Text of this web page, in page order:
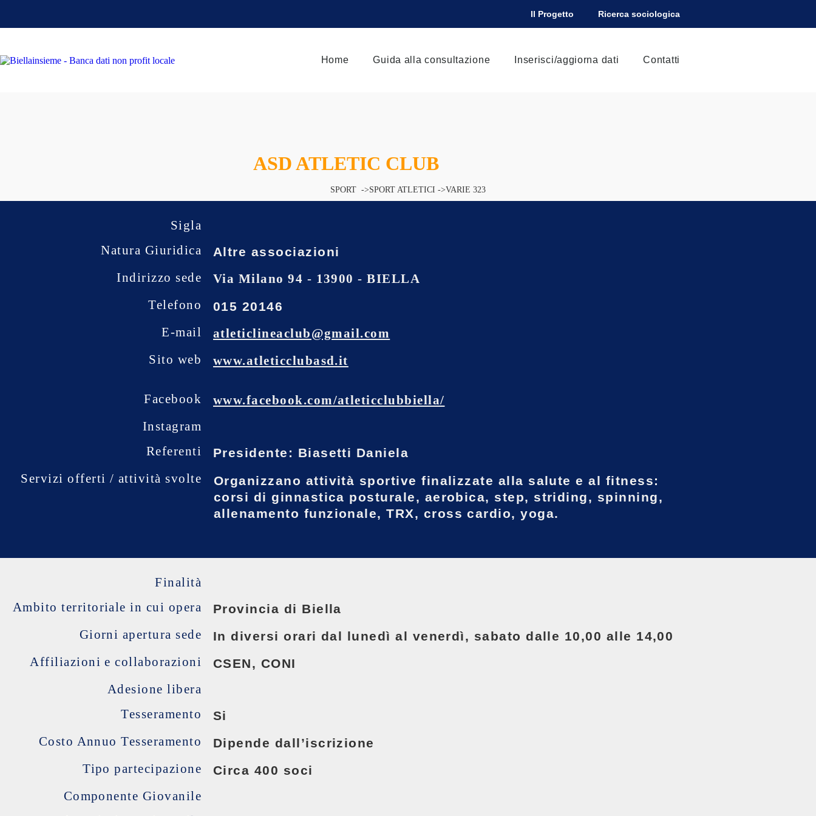
Il Progetto Ricerca sociologica
Home Guida alla consultazione Inserisci/aggiorna dati Contatti
ASD ATLETIC CLUB
SPORT ->SPORT ATLETICI ->VARIE 323
Sigla
Natura Giuridica
Altre associazioni
Indirizzo sede
Via Milano 94 - 13900 - BIELLA
Telefono
015 20146
E-mail
atleticlineaclub@gmail.com
Sito web
www.atleticclubasd.it
Facebook
www.facebook.com/atleticclubbiella/
Instagram
Referenti
Presidente: Biasetti Daniela
Servizi offerti / attività svolte
Organizzano attività sportive finalizzate alla salute e al fitness:
corsi di ginnastica posturale, aerobica, step, striding, spinning,
allenamento funzionale, TRX, cross cardio, yoga.
Finalità
Ambito territoriale in cui opera
Provincia di Biella
Giorni apertura sede In diversi orari dal lunedì al venerdì, sabato dalle 10,00 alle 14,00
Affiliazioni e collaborazioni CSEN, CONI
Adesione libera
Tesseramento
Si
Costo Annuo Tesseramento Dipende dall’iscrizione
Tipo partecipazione Circa 400 soci
Componente Giovanile